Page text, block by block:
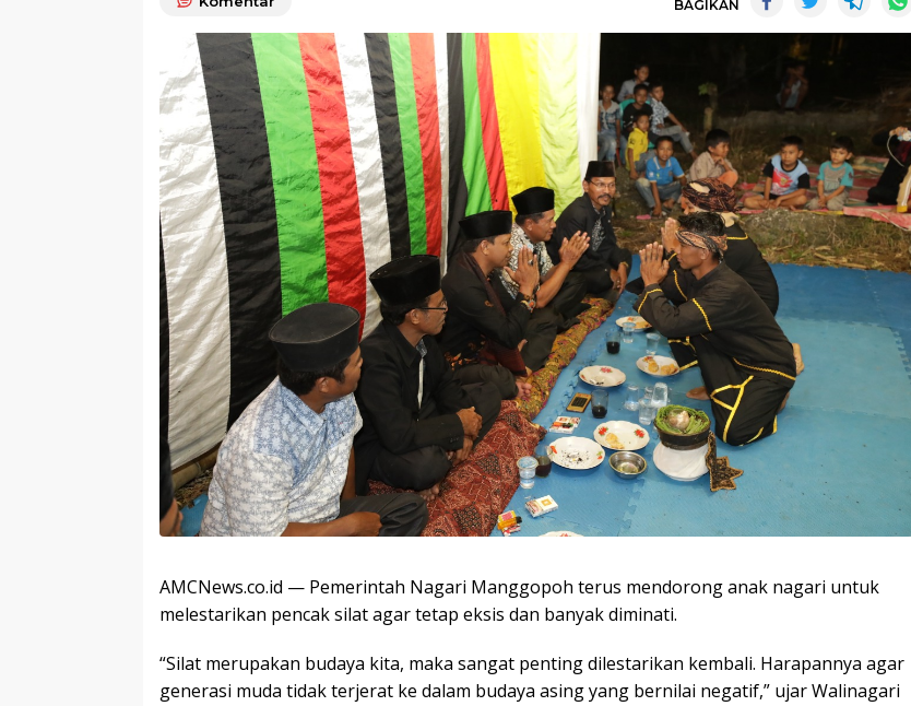
BAGIKAN
AMCNews.co.id — Pemerintah Nagari Manggopoh terus mendorong anak nagari untuk
melestarikan pencak silat agar tetap eksis dan banyak diminati.
“Silat merupakan budaya kita, maka sangat penting dilestarikan kembali. Harapannya agar
generasi muda tidak terjerat ke dalam budaya asing yang bernilai negatif,” ujar Walinagari